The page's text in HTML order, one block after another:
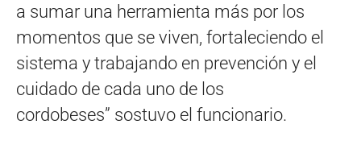
a sumar una herramienta más por los
momentos que se viven, fortaleciendo el
sistema y trabajando en prevención y el
cuidado de cada uno de los
cordobeses” sostuvo el funcionario.